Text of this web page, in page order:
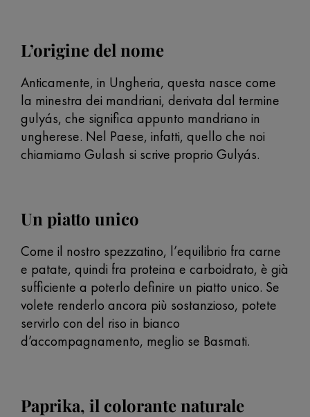
L’origine del nome
Anticamente, in Ungheria, questa nasce come
la minestra dei mandriani, derivata dal termine
gulyás, che significa appunto mandriano in
ungherese. Nel Paese, infatti, quello che noi
chiamiamo Gulash si scrive proprio Gulyás.
Un piatto unico
Come il nostro spezzatino, l’equilibrio fra carne
e patate, quindi fra proteina e carboidrato, è già
sufficiente a poterlo definire un piatto unico. Se
volete renderlo ancora più sostanzioso, potete
servirlo con del riso in bianco
d’accompagnamento, meglio se Basmati.
Paprika, il colorante naturale